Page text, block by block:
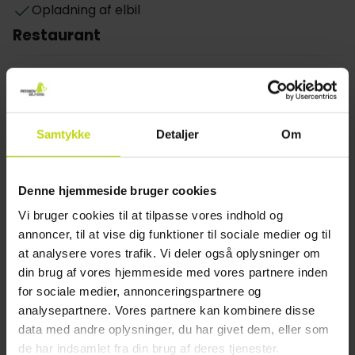
Samtykke Detaljer Om
Denne hjemmeside bruger cookies
Vi bruger cookies til at tilpasse vores indhold og
annoncer, til at vise dig funktioner til sociale medier og til
at analysere vores trafik. Vi deler også oplysninger om
din brug af vores hjemmeside med vores partnere inden
for sociale medier, annonceringspartnere og
analysepartnere. Vores partnere kan kombinere disse
data med andre oplysninger, du har givet dem, eller som
de har indsamlet fra din brug af deres tjenester.
arbejdsplads samt eget badeværelse med gratis
toiletartikler. Mange af værelserne har også
oplevelse.
Opladning af elbil
Restaurant
Hotel vælger menu el. buffet
Restaurant
Mulighed for laktosefri mad
Mulighed for glutenfri mad
Værelse
Hund
Daglig rengøring
Mulighed for rygerværelser
TV på værelset
Føntørrer
Allergivenlige værelser tilgængelige
Bad på alle værelser